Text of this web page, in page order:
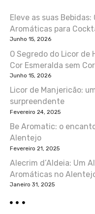
Eleve as suas
Aromáticas para
Junho 15, 2026
O Segredo do Licor de
Cor Esmeralda sem
Junho 15, 2026
Licor de Manjericão:
surpreendente
Fevereiro 24, 2025
Be Aromatic: o
Alentejo
Fevereiro 21, 2025
Alecrim d’Aldeia: Um
Aromáticas no
Janeiro 31, 2025